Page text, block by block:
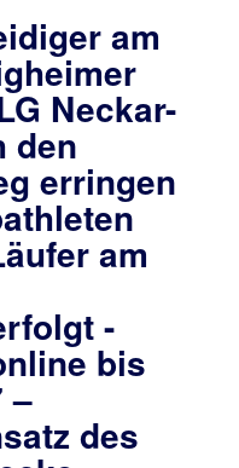
am
Neckar-
den
erringen
am
-
bis
–
des